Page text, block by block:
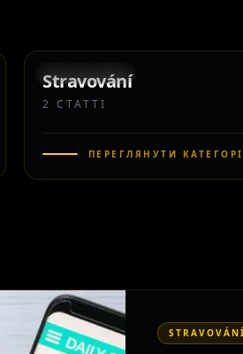
КАТЕГОРІЯ
Stravování
2 СТАТТІ
ПЕРЕГЛЯНУТИ
STRAVOVÁNÍ